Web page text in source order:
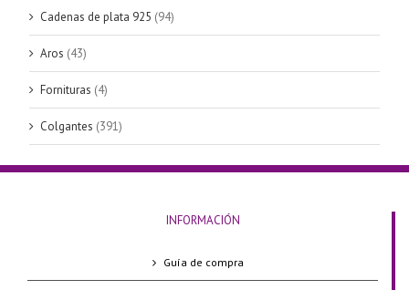
Cadenas de plata 925 (94)
Aros (43)
Fornituras (4)
Colgantes (391)
INFORMACIÓN
Guía de compra